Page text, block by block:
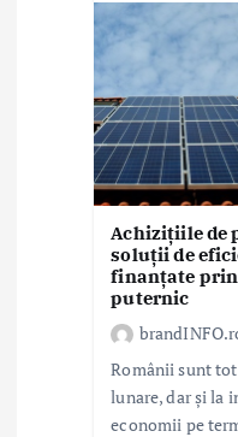
Achizițiile de
soluții de
finanțate
puternic
Românii sunt
lunare, dar și la
economii pe